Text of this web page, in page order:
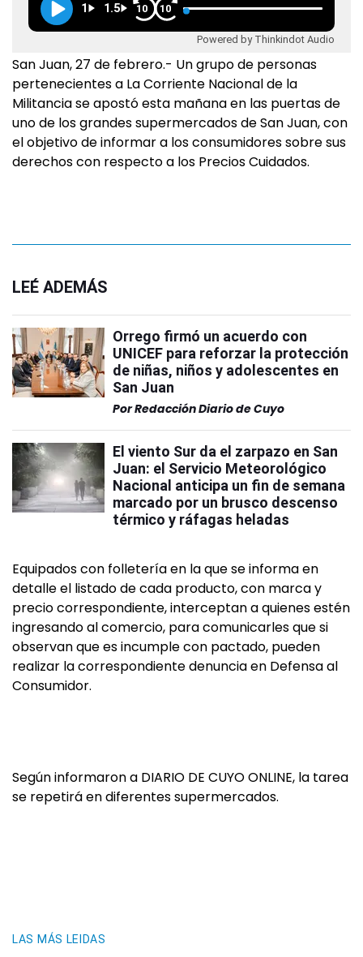
1 1.5 10 10
Powered by Thinkindot Audio
San Juan, 27 de febrero.- Un grupo de personas
pertenecientes a La Corriente Nacional de la
Militancia se apostó esta mañana en las puertas de
uno de los grandes supermercados de San Juan, con
el objetivo de informar a los consumidores sobre sus
derechos con respecto a los Precios Cuidados.
LEÉ ADEMÁS
Orrego firmó un acuerdo con
UNICEF para reforzar la protección
de niñas, niños y adolescentes en
San Juan
PorRedacción Diario de Cuyo
El viento Sur da el zarpazo en San
Juan: el Servicio Meteorológico
Nacional anticipa un fin de semana
marcado por un brusco descenso
térmico y ráfagas heladas
Equipados con folletería en la que se informa en
detalle el listado de cada producto, con marca y
precio correspondiente, interceptan a quienes estén
ingresando al comercio, para comunicarles que si
observan que es incumple con pactado, pueden
realizar la correspondiente denuncia en Defensa al
Consumidor.
Según informaron a DIARIO DE CUYO ONLINE, la tarea
se repetirá en diferentes supermercados.
LAS MÁS LEIDAS